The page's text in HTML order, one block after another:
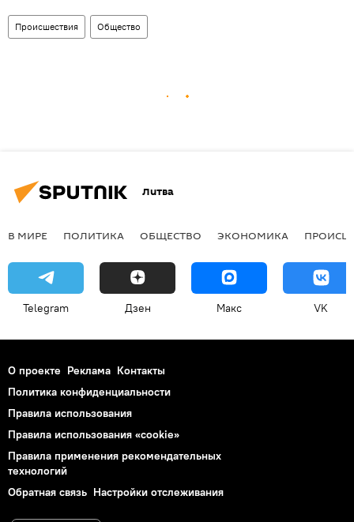
Происшествия Общество
Литва
В МИРЕ ПОЛИТИКА ОБЩЕСТВО ЭКОНОМИКА
Telegram Дзен Макс VK
О проекте Реклама Контакты
Политика конфиденциальности
Правила использования
Правила использования «cookie»
Правила применения рекомендательных
технологий
Обратная связь Настройки отслеживания